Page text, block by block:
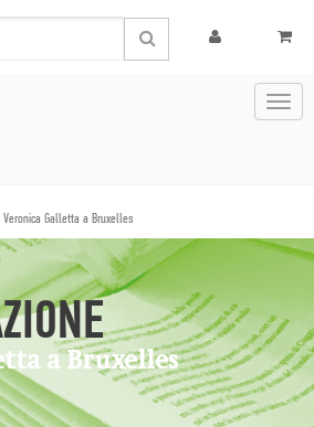
Veronica Galletta a Bruxelles
a Bruxelles